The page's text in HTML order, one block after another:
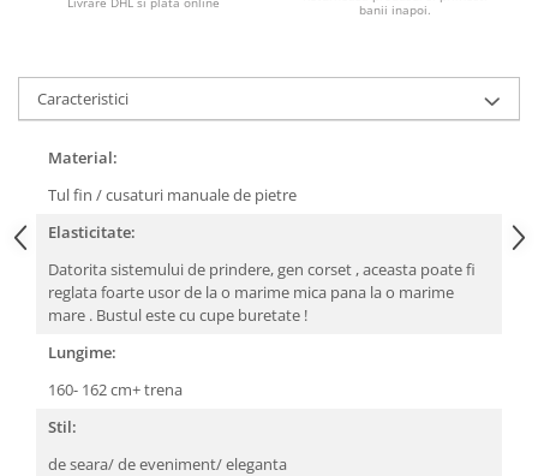
banii inapoi.
Caracteristici
Material:
Tul fin / cusaturi manuale de pietre
Elasticitate:
Datorita sistemului de prindere, gen corset , aceasta poate fi
reglata foarte usor de la o marime mica pana la o marime
mare . Bustul este cu cupe buretate !
Lungime:
160- 162 cm+ trena
Stil:
de seara/ de eveniment/ eleganta